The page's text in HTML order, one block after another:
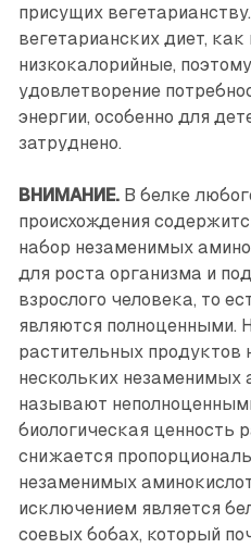
присущих
вегетарианских диет, как
низкокалорийные,
удовлетворение
энергии, особенно для
затруднено.
ВНИМАНИЕ.В белке
происхождения
набор незаменимых
для роста организма и
взрослого человека, то
являются полноценными.
растительных продуктов
нескольких незаменимых
называют
биологическая ценность
снижается
незаменимых
исключением является
соевых бобах, который